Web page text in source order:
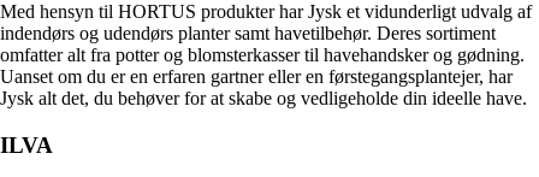
Med hensyn til HORTUS produkter har Jysk et vidunderligt udvalg af
indendørs og udendørs planter samt havetilbehør. Deres sortiment
omfatter alt fra potter og blomsterkasser til havehandsker og gødning.
Uanset om du er en erfaren gartner eller en førstegangsplantejer, har
Jysk alt det, du behøver for at skabe og vedligeholde din ideelle have.
ILVA